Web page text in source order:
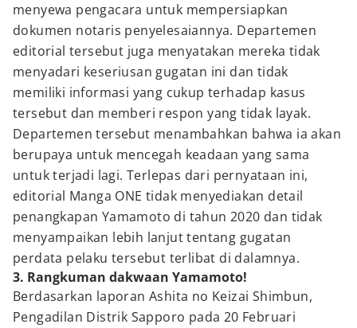
menyewa pengacara untuk mempersiapkan
dokumen notaris penyelesaiannya. Departemen
editorial tersebut juga menyatakan mereka tidak
menyadari keseriusan gugatan ini dan tidak
memiliki informasi yang cukup terhadap kasus
tersebut dan memberi respon yang tidak layak.
Departemen tersebut menambahkan bahwa ia akan
berupaya untuk mencegah keadaan yang sama
untuk terjadi lagi. Terlepas dari pernyataan ini,
editorial Manga ONE tidak menyediakan detail
penangkapan Yamamoto di tahun 2020 dan tidak
menyampaikan lebih lanjut tentang gugatan
perdata pelaku tersebut terlibat di dalamnya.
3. Rangkuman dakwaan Yamamoto!
Berdasarkan laporan Ashita no Keizai Shimbun,
Pengadilan Distrik Sapporo pada 20 Februari